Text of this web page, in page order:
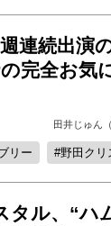
連続出演
完全お気
田井じゅん
リー 野田クリ
タル、“ハ